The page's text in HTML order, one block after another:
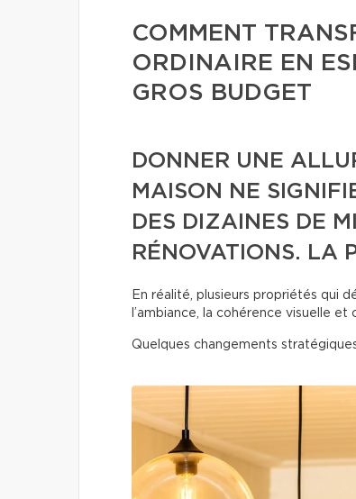
COMMENT
ORDINAIRE EN
GROS BUDGET
DONNER UNE
MAISON NE
DES DIZAINES DE
RÉNOVATIONS. LA
En réalité, plusieurs propriétés qui
l’ambiance, la cohérence visuelle et
Quelques changements